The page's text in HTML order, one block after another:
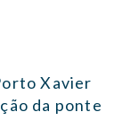
Xavier
da ponte